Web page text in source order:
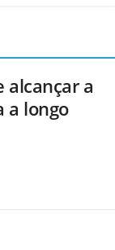
alcançar a
a longo